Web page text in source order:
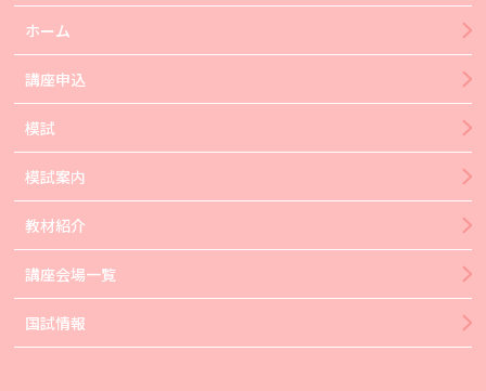
ホーム
講座申込
模試
模試案内
教材紹介
講座会場一覧
国試情報